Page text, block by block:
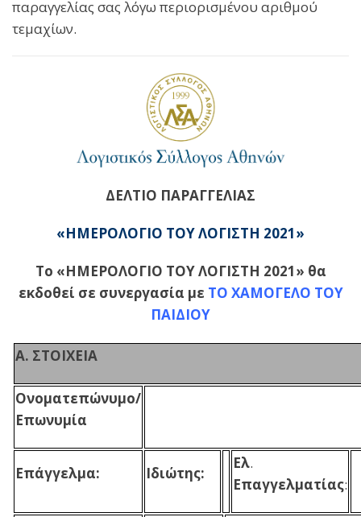
παραγγελίας σας λόγω περιορισμένου αριθμού
τεμαχίων.
ΔΕΛΤΙΟ ΠΑΡΑΓΓΕΛΙΑΣ
«ΗΜΕΡΟΛΟΓΙΟ ΤΟΥ ΛΟΓΙΣΤΗ 2021»
Το «ΗΜΕΡΟΛΟΓΙΟ ΤΟΥ ΛΟΓΙΣΤΗ 2021» θα
εκδοθεί σε συνεργασία με ΤΟ ΧΑΜΟΓΕΛΟ ΤΟΥ
ΠΑΙΔΙΟΥ
Α. ΣΤΟΙΧΕΙΑ
Ονοματεπώνυμο/
Επωνυμία
Επάγγελμα: Ιδιώτης:
Ελ.
Επαγγελματίας: